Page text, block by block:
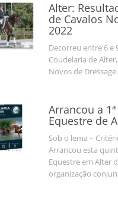
Alter:
de Cavalos
2022
Decorreu entre 6 e
Coudelaria de
Novos de Dressage.
Arrancou a
Equestre de
Sob o lema –
Arrancou esta
Equestre em Alter
organização